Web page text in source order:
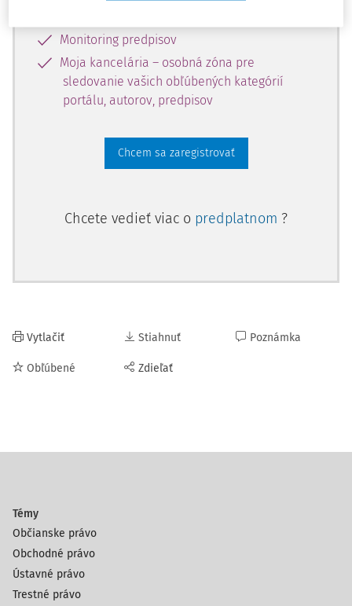
Monitoring predpisov
Moja kancelária – osobná zóna pre
sledovanie vašich obľúbených kategórií
portálu, autorov, predpisov
Chcem sa zaregistrovať
Chcete vedieť viac o predplatnom ?
Vytlačiť
Obľúbené
Stiahnuť
Zdieľať
Poznámka
Témy
Občianske právo
Obchodné právo
Ústavné právo
Trestné právo